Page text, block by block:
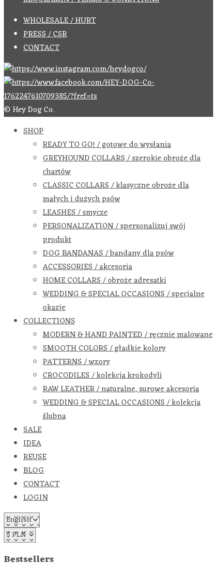
WHOLESALE / HURT
PRESS / CSR
CONTACT
© Hey Dog Co.
SHOP
READY TO GO! / gotowe do wysłania
GREYHOUND COLLARS / szerokie obroże dla
chartów
CLASSIC COLLARS / klasyczne obroże dla
małych i dużych psów
LEASHES / smycze
PERSONALIZATION / spersonalizuj swój
produkt
DOG BANDANAS / bandany dla psów
ACCESSORIES / akcesoria
HOME COLLARS / obroże adresatki
WEDDING & SPECIAL OCCASIONS / specjalne
okazje
COLLECTIONS
MODERN & HAND PAINTED / ręcznie malowane
SMOOTH COLORS / gładkie kolory
PATTERNS / wzory
CROCODILES / kolekcja krokodyli
RAW LEATHER / naturalne, surowe akcesoria
WEDDING & SPECIAL OCCASIONS / kolekcja
ślubna
SALE
IDEA
REUSE
BLOG
CONTACT
LOGIN
Bestsellers